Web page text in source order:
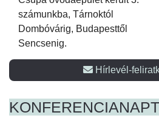
számunkba, Tárnoktól
Dombóvárig, Budapesttől
Sencsenig.
Hírlevél-
KONFERENCIA